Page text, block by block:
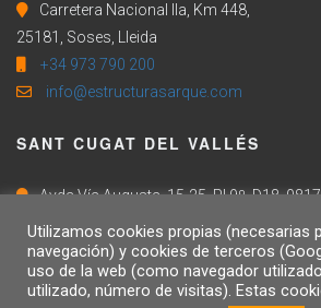
Carretera Nacional IIa, Km 448,
25181, Soses, Lleida
+34 973 790 200
info@estructurasarque.com
SANT CUGAT DEL VALLÉS
Avda Vía Augusta, 15-25, Pl 9º, D18,
Vallés, Barcelona
+34 973 790 200
info@estructurasarque.com
Utilizamos cookies propias (necesarias
navegación) y cookies de terceros
uso de la web (como navegador
utilizado, número de visitas). Estas